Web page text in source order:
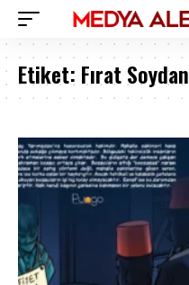
Etiket: Fırat Soydan